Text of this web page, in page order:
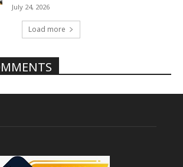
July 24, 2026
Load more